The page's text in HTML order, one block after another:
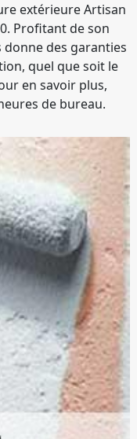
extérieure Artisan
Profitant de son
donne des garanties
quel que soit le
en savoir plus,
de bureau.